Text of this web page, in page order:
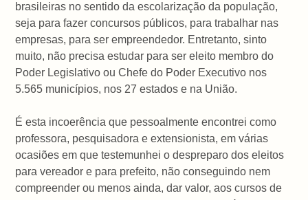
brasileiras no sentido da escolarização da população,
seja para fazer concursos públicos, para trabalhar nas
empresas, para ser empreendedor. Entretanto, sinto
muito, não precisa estudar para ser eleito membro do
Poder Legislativo ou Chefe do Poder Executivo nos
5.565 municípios, nos 27 estados e na União.
É esta incoerência que pessoalmente encontrei como
professora, pesquisadora e extensionista, em várias
ocasiões em que testemunhei o despreparo dos eleitos
para vereador e para prefeito, não conseguindo nem
compreender ou menos ainda, dar valor, aos cursos de